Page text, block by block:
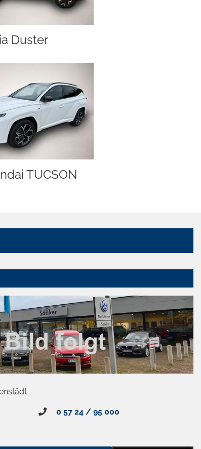
Duster
TUCSON
0 57 24 / 95 000